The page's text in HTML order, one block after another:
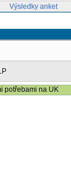
Výsledky anket
potřebami na UK